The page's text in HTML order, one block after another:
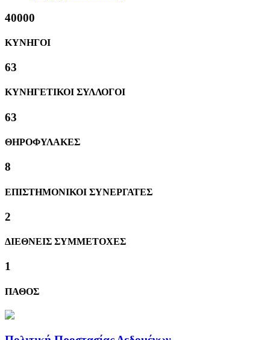
40000
ΚΥΝΗΓΟΙ
63
ΚΥΝΗΓΕΤΙΚΟΙ ΣΥΛΛΟΓΟΙ
63
ΘΗΡΟΦΥΛΑΚΕΣ
8
ΕΠΙΣΤΗΜΟΝΙΚΟΙ ΣΥΝΕΡΓΑΤΕΣ
2
ΔΙΕΘΝΕΙΣ ΣΥΜΜΕΤΟΧΕΣ
1
ΠΑΘΟΣ